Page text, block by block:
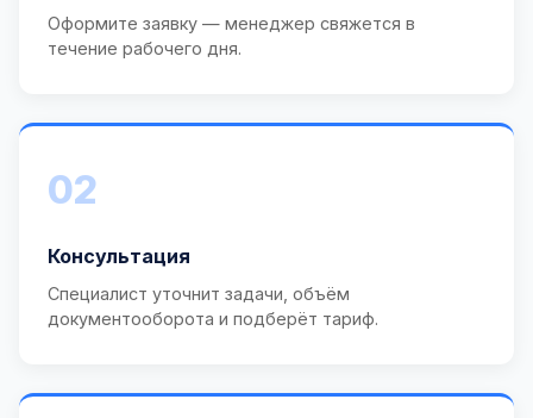
Оформите заявку — менеджер свяжется в
течение рабочего дня.
02
Консультация
Специалист уточнит задачи, объём
документооборота и подберёт тариф.